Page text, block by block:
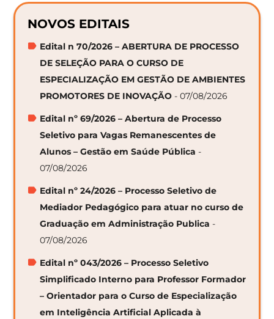
NOVOS EDITAIS
Edital n 70/2026 – ABERTURA DE PROCESSO
DE SELEÇÃO PARA O CURSO DE
ESPECIALIZAÇÃO EM GESTÃO DE AMBIENTES
PROMOTORES DE INOVAÇÃO - 07/08/2026
Edital nº 69/2026 – Abertura de Processo
Seletivo para Vagas Remanescentes de
Alunos – Gestão em Saúde Pública -
07/08/2026
Edital nº 24/2026 – Processo Seletivo de
Mediador Pedagógico para atuar no curso de
Graduação em Administração Publica -
07/08/2026
Edital nº 043/2026 – Processo Seletivo
Simplificado Interno para Professor Formador
– Orientador para o Curso de Especialização
em Inteligência Artificial Aplicada à